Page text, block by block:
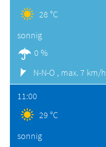
28 °C
sonnig
0 %
N-N-O , max. 7 km/h
11:00
29 °C
sonnig